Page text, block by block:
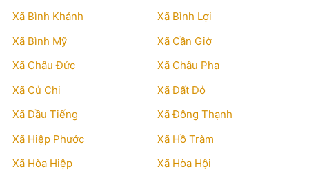
Xã Bình Khánh
Xã Bình Lợi
Xã Bình Mỹ
Xã Cần Giờ
Xã Châu Đức
Xã Châu Pha
Xã Củ Chi
Xã Đất Đỏ
Xã Dầu Tiếng
Xã Đông Thạnh
Xã Hiệp Phước
Xã Hồ Tràm
Xã Hòa Hiệp
Xã Hòa Hội